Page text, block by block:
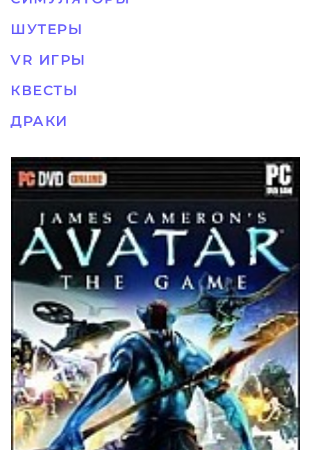
ШУТЕРЫ
VR ИГРЫ
КВЕСТЫ
ДРАКИ